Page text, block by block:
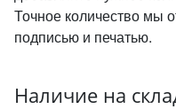
Точное количество мы
подписью и печатью.
Наличие на